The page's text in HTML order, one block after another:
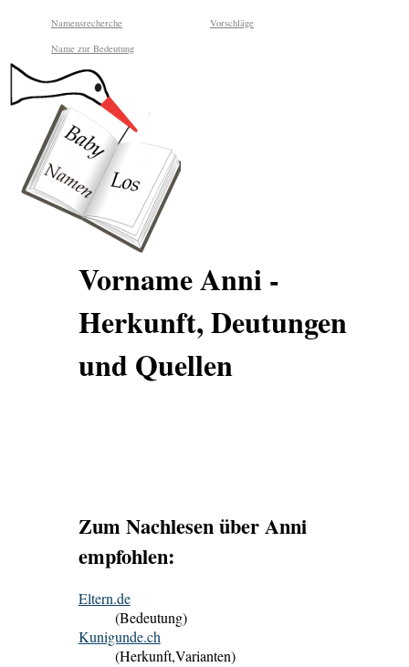
Namensrecherche Vorschläge
Name zur Bedeutung
Vorname Anni -
Herkunft, Deutungen
und Quellen
Zum Nachlesen über Anni
empfohlen:
Eltern.de
(Bedeutung)
Kunigunde.ch
(Herkunft,Varianten)